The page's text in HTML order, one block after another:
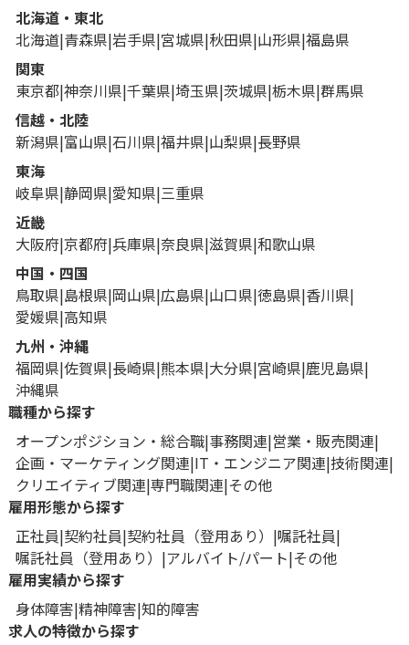
北海道・東北
北海道 青森県 岩手県 宮城県 秋田県 山形県 福島県
関東
東京都 神奈川県 千葉県 埼玉県 茨城県 栃木県 群馬県
信越・北陸
新潟県 富山県 石川県 福井県 山梨県 長野県
東海
岐阜県 静岡県 愛知県 三重県
近畿
大阪府 京都府 兵庫県 奈良県 滋賀県 和歌山県
中国・四国
鳥取県 島根県 岡山県 広島県 山口県 徳島県 香川県
愛媛県 高知県
九州・沖縄
福岡県 佐賀県 長崎県 熊本県 大分県 宮崎県 鹿児島県
沖縄県
職種から探す
オープンポジション・総合職 事務関連 営業・販売関連
企画・マーケティング関連 IT・エンジニア関連 技術関連
クリエイティブ関連 専門職関連 その他
雇用形態から探す
正社員 契約社員 契約社員（登用あり）
嘱託社員
嘱託社員（登用あり）
アルバイト/パート その他
雇用実績から探す
身体障害 精神障害 知的障害
求人の特徴から探す